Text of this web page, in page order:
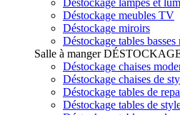
Déstockage lampes et
Déstockage meubles TV
Déstockage miroirs
Déstockage tables basses
Salle à manger
Déstockage chaises
Déstockage chaises de
Déstockage tables de
Déstockage tables de